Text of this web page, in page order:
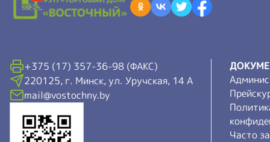
+375 (17) 357-36-98 (ФАКС)
220125, г. Минск, ул. Уручская, 14 А
mail@vostochny.by
Часто